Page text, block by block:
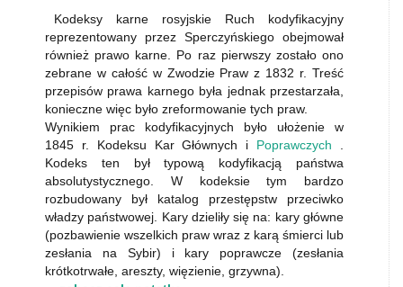
Kodeksy karne rosyjskie Ruch kodyfikacyjny
reprezentowany przez Sperczyńskiego obejmował
również prawo karne. Po raz pierwszy zostało ono
zebrane w całość w Zwodzie Praw z 1832 r. Treść
przepisów prawa karnego była jednak przestarzała,
konieczne więc było zreformowanie tych praw.
Wynikiem prac kodyfikacyjnych było ułożenie w
1845 r. Kodeksu Kar Głównych i Poprawczych
Kodeks ten był typową kodyfikacją państwa
absolutystycznego. W kodeksie tym bardzo
rozbudowany był katalog przestępstw przeciwko
władzy państwowej. Kary dzieliły się na: kary główne
(pozbawienie wszelkich praw wraz z karą śmierci lub
zesłania na Sybir) i kary poprawcze (zesłania
krótkotrwałe, areszty, więzienie, grzywna).